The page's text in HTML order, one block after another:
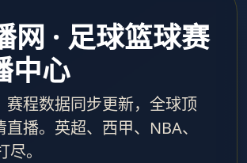
网 · 足球篮球赛
中心
赛程数据同步更新，全球顶
播。英超、西甲、NBA、
。